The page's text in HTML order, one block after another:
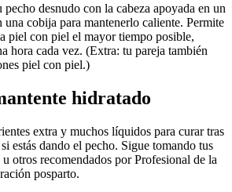
desnudo con la cabeza apoyada en un
cobija para mantenerlo caliente. Permite
piel con piel el mayor tiempo posible,
hora cada vez. (Extra: tu pareja también
piel con piel.)
hidratado
extra y muchos líquidos para curar tras
estás dando el pecho. Sigue tomando tus
otros recomendados por Profesional de la
posparto.